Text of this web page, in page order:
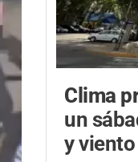
Clima
un
y